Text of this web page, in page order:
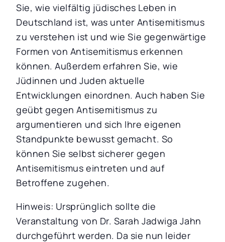
Sie, wie vielfältig jüdisches Leben in
Deutschland ist, was unter Antisemitismus
zu verstehen ist und wie Sie gegenwärtige
Formen von Antisemitismus erkennen
können. Außerdem erfahren Sie, wie
Jüdinnen und Juden aktuelle
Entwicklungen einordnen. Auch haben Sie
geübt gegen Antisemitismus zu
argumentieren und sich Ihre eigenen
Standpunkte bewusst gemacht. So
können Sie selbst sicherer gegen
Antisemitismus eintreten und auf
Betroffene zugehen.
Hinweis: Ursprünglich sollte die
Veranstaltung von Dr. Sarah Jadwiga Jahn
durchgeführt werden. Da sie nun leider